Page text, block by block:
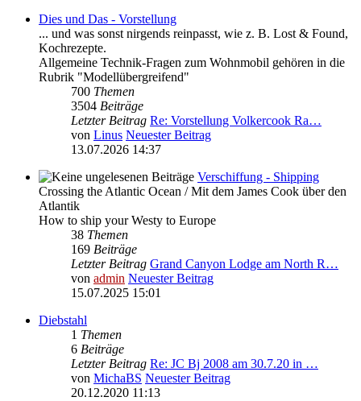
Dies und Das - Vorstellung
... und was sonst nirgends reinpasst, wie z. B. Lost & Found,
Kochrezepte.
Allgemeine Technik-Fragen zum Wohnmobil gehören in die
Rubrik "Modellübergreifend"
700 Themen
3504 Beiträge
Letzter Beitrag Re: Vorstellung Volkercook Ra…
von Linus Neuester Beitrag
13.07.2026 14:37
Verschiffung - Shipping
Crossing the Atlantic Ocean / Mit dem James Cook über den
Atlantik
How to ship your Westy to Europe
38 Themen
169 Beiträge
Letzter Beitrag Grand Canyon Lodge am North R…
von admin Neuester Beitrag
15.07.2025 15:01
Diebstahl
1 Themen
6 Beiträge
Letzter Beitrag Re: JC Bj 2008 am 30.7.20 in …
von MichaBS Neuester Beitrag
20.12.2020 11:13